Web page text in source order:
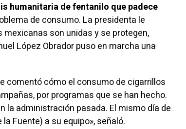
humanitaria de fentanilo que padece
de consumo. La presidenta le
son unidas y se protegen,
López Obrador puso en marcha una
comentó cómo el consumo de cigarrillos
por programas que se han hecho.
la administración pasada. El mismo día de
Fuente) a su equipo», señaló.